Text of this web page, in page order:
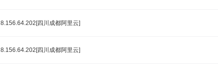
8.156.64.202[四川成都阿里云]
8.156.64.202[四川成都阿里云]